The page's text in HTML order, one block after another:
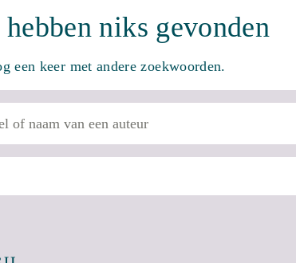
niks gevonden
een keer met andere zoekwoorden.